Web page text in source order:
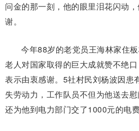
问金的那一刻，他的眼里泪花闪动，
谢。
今年88岁的老党员王海林家住
老人对国家取得的巨大成就赞不绝
表示由衷感谢。5社村民刘杨波因患
失劳动力，工作队员不但为他送去
还为他到电力部门交了1000元的电费